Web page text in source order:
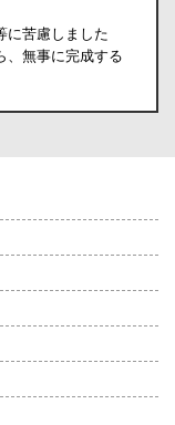
に苦慮しました
、無事に完成する